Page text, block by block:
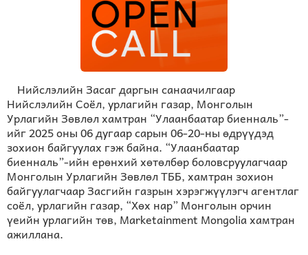
Нийслэлийн Засаг даргын санаачилгаар
Нийслэлийн Соёл, урлагийн газар, Монголын
Урлагийн Зөвлөл хамтран “Улаанбаатар биенналь”-
ийг 2025 оны 06 дугаар сарын 06-20-ны өдрүүдэд
зохион байгуулах гэж байна. “Улаанбаатар
биенналь”-ийн ерөнхий хөтөлбөр боловсруулагчаар
Монголын Урлагийн Зөвлөл ТББ, хамтран зохион
байгуулагчаар Засгийн газрын хэрэгжүүлэгч агентлаг
соёл, урлагийн газар, “Хөх нар” Монголын орчин
үеийн урлагийн төв, Marketainment Mongolia хамтран
ажиллана.